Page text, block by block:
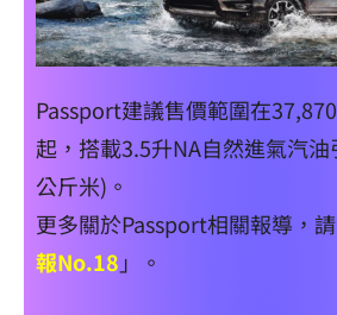
Passport建議售價範圍在
起，搭載3.5升NA自然進氣汽
公斤米)。
更多關於Passport相關報導，
報No.18 」。